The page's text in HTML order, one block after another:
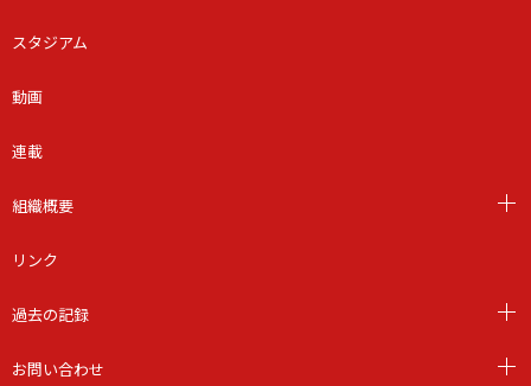
スタジアム
動画
連載
組織概要
リンク
過去の記録
お問い合わせ